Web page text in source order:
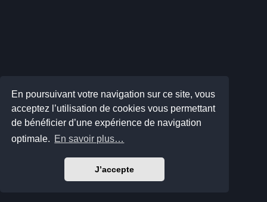
En poursuivant votre navigation sur ce site, vous
acceptez l’utilisation de cookies vous permettant
de bénéficier d’une expérience de navigation
optimale. En savoir plus…
J’accepte